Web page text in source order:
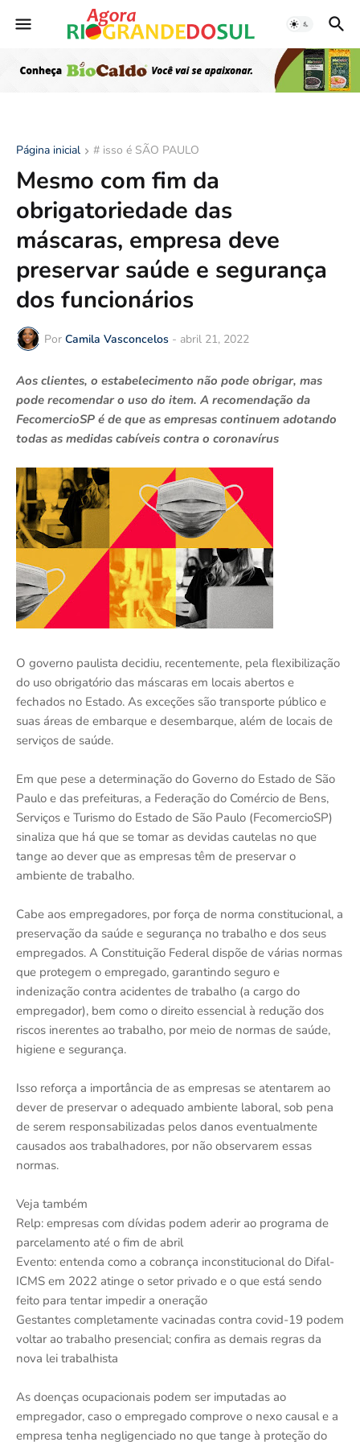
Página inicial # isso é SÃO PAULO
Mesmo com fim da
obrigatoriedade das
máscaras, empresa deve
preservar saúde e segurança
dos funcionários
Por Camila Vasconcelos - abril 21, 2022
Aos clientes, o estabelecimento não pode obrigar, mas
pode recomendar o uso do item. A recomendação da
FecomercioSP é de que as empresas continuem adotando
todas as medidas cabíveis contra o coronavírus
O governo paulista decidiu, recentemente, pela flexibilização
do uso obrigatório das máscaras em locais abertos e
fechados no Estado. As exceções são transporte público e
suas áreas de embarque e desembarque, além de locais de
serviços de saúde.
Em que pese a determinação do Governo do Estado de São
Paulo e das prefeituras, a Federação do Comércio de Bens,
Serviços e Turismo do Estado de São Paulo (FecomercioSP)
sinaliza que há que se tomar as devidas cautelas no que
tange ao dever que as empresas têm de preservar o
ambiente de trabalho.
Cabe aos empregadores, por força de norma constitucional, a
preservação da saúde e segurança no trabalho e dos seus
empregados. A Constituição Federal dispõe de várias normas
que protegem o empregado, garantindo seguro e
indenização contra acidentes de trabalho (a cargo do
empregador), bem como o direito essencial à redução dos
riscos inerentes ao trabalho, por meio de normas de saúde,
higiene e segurança.
Isso reforça a importância de as empresas se atentarem ao
dever de preservar o adequado ambiente laboral, sob pena
de serem responsabilizadas pelos danos eventualmente
causados aos trabalhadores, por não observarem essas
normas.
Veja também
Relp: empresas com dívidas podem aderir ao programa de
parcelamento até o fim de abril
Evento: entenda como a cobrança inconstitucional do Difal-
ICMS em 2022 atinge o setor privado e o que está sendo
feito para tentar impedir a oneração
Gestantes completamente vacinadas contra covid-19 podem
voltar ao trabalho presencial; confira as demais regras da
nova lei trabalhista
As doenças ocupacionais podem ser imputadas ao
empregador, caso o empregado comprove o nexo causal e a
empresa tenha negligenciado no que tange à proteção do